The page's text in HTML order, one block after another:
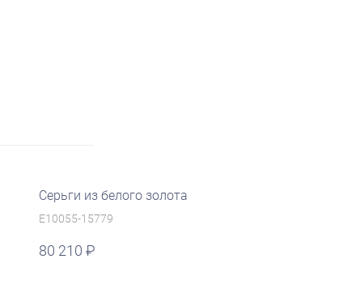
Серьги из белого золота
E10055-15779
80 210